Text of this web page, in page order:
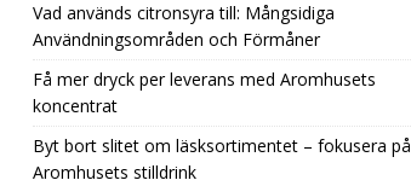
Vad används citronsyra till: Mångsidiga
Användningsområden och Förmåner
Få mer dryck per leverans med Aromhusets
koncentrat
Byt bort slitet om läsksortimentet – fokusera på
Aromhusets stilldrink